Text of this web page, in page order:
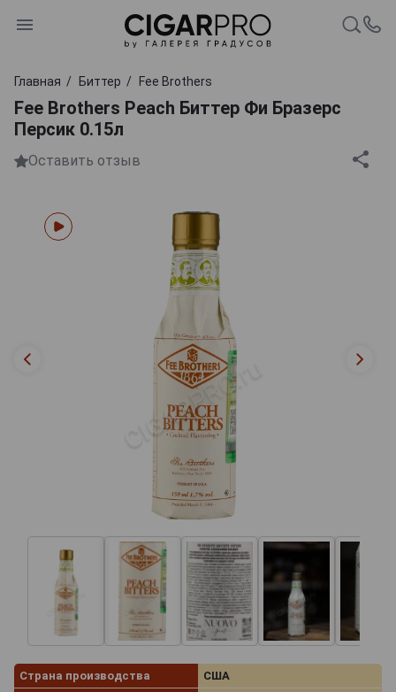
Главная Биттер Fee Brothers
Fee Brothers Peach Биттер Фи Бразерс
Персик 0.15л
Оставить отзыв
Страна производства
США